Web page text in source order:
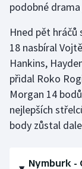
Gymnastika
Házená
Jezdectví
Judo
Krasobruslení
podobné
Hned pět
18 nasbíral
Hankins,
přidal Roko
Morgan 14
nejlepších
body zůstal
Nymburk -